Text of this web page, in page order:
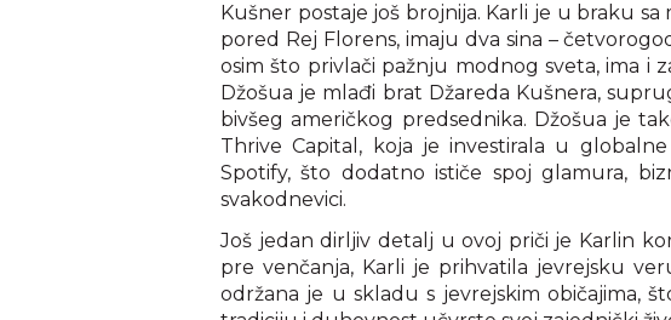
Kušner postaje još brojnija. Karli je u braku
pored Rej Florens, imaju dva sina –
osim što privlači pažnju modnog sveta, ima i
Džošua je mlađi brat Džareda Kušnera,
bivšeg američkog predsednika. Džošua je
Thrive Capital, koja je investirala u
Spotify, što dodatno ističe spoj glamura,
svakodnevici.
Još jedan dirljiv detalj u ovoj priči je Karlin
pre venčanja, Karli je prihvatila jevrejsku
održana je u skladu s jevrejskim običajima,